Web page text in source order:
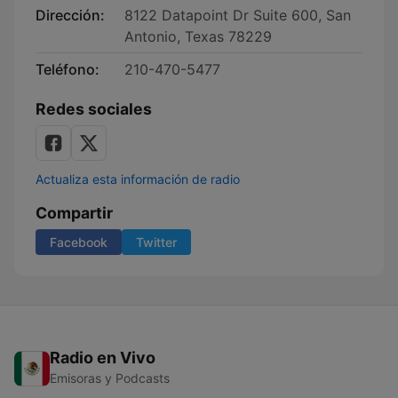
Dirección:
8122 Datapoint Dr Suite 600, San
Antonio, Texas 78229
Teléfono:
210-470-5477
Redes sociales
Actualiza esta información de radio
Compartir
Facebook Twitter
Radio en Vivo
Emisoras y Podcasts